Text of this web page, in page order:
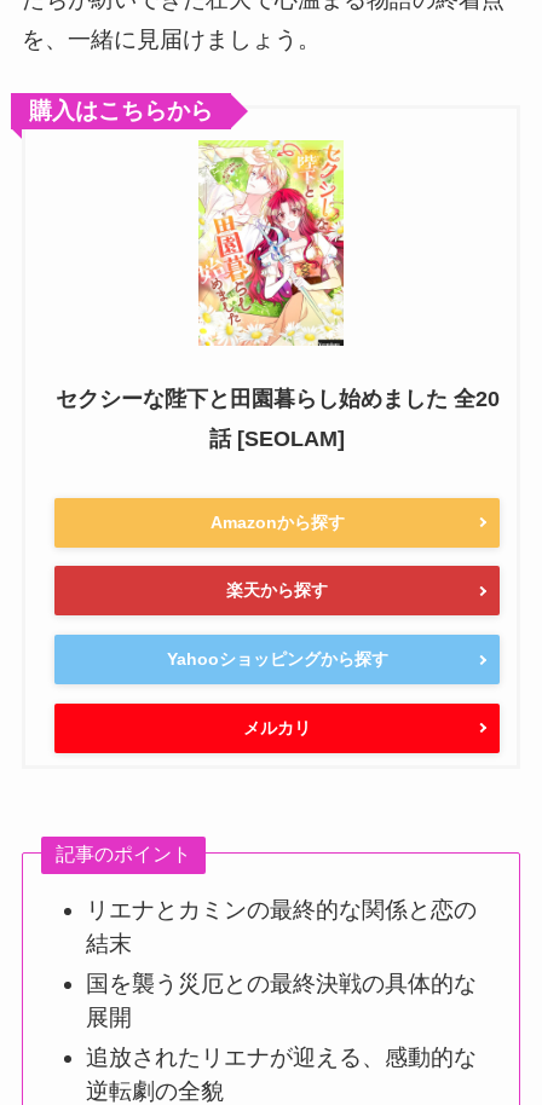
を、一緒に見届けましょう。
セクシーな陛下と田園暮らし始めました 全20
話 [SEOLAM]
Amazonから探す
楽天から探す
Yahooショッピングから探す
メルカリ
購入はこちらから
記事のポイント
リエナとカミンの最終的な関係と恋の
結末
国を襲う災厄との最終決戦の具体的な
展開
追放されたリエナが迎える、感動的な
逆転劇の全貌